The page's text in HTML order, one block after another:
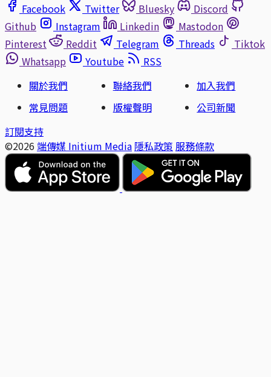
Facebook
Twitter Bluesky
Discord
Github
Instagram Linkedin
Mastodon
Pinterest
Reddit Telegram Threads
Tiktok
Whatsapp
Youtube
RSS
關於我們
聯絡我們
加入我們
常見問題
版權聲明
公司新聞
訂閱支持
©2026 端傳媒 Initium Media 隱私政策 服務條款